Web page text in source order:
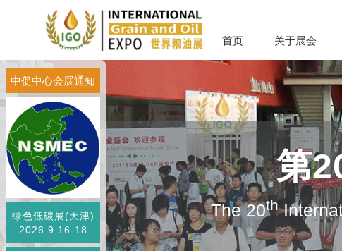
首页 关于展会
第
The 20th
中促中心会展通知
绿色低碳展(天津)
2026.9.16-18